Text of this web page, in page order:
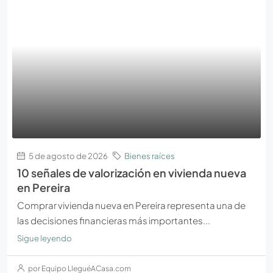
5 de agosto de 2026 Bienes raíces
10 señales de valorización en vivienda nueva
en Pereira
Comprar vivienda nueva en Pereira representa una de
las decisiones financieras más importantes...
Sigue leyendo
por Equipo LleguéACasa.com